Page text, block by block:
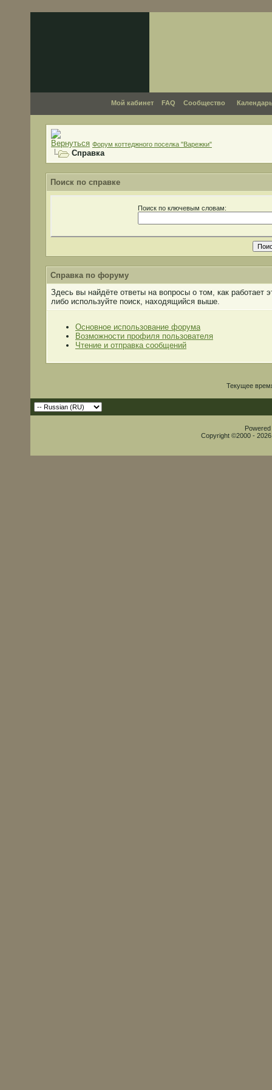
Мой кабинет FAQ Сообщество
Форум коттеджного поселка "Варежки"
Справка
Поиск по справке
Поиск по ключевым словам:
Справка по форуму
Здесь вы найдёте ответы на вопросы о том, как
либо используйте поиск, находящийся выше.
Основное использование форума
Возможности профиля пользователя
Чтение и отправка сообщений
Текущее
Copyright ©2000 -